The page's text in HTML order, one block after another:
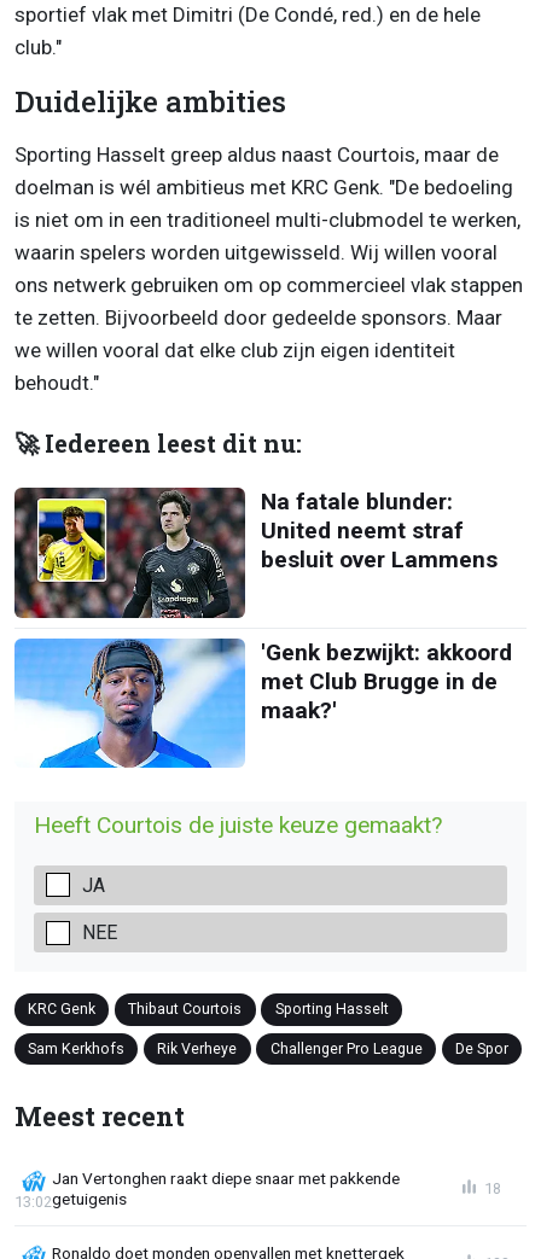
sportief vlak met Dimitri (De Condé, red.) en de hele
club."
Duidelijke ambities
Sporting Hasselt greep aldus naast Courtois, maar de
doelman is wél ambitieus met KRC Genk. "De bedoeling
is niet om in een traditioneel multi-clubmodel te werken,
waarin spelers worden uitgewisseld. Wij willen vooral
ons netwerk gebruiken om op commercieel vlak stappen
te zetten. Bijvoorbeeld door gedeelde sponsors. Maar
we willen vooral dat elke club zijn eigen identiteit
behoudt."
🚀 Iedereen leest dit nu:
Na fatale blunder:
United neemt straf
besluit over Lammens
'Genk bezwijkt: akkoord
met Club Brugge in de
maak?'
Heeft Courtois de juiste keuze gemaakt?
JA
NEE
KRC Genk Thibaut Courtois Sporting Hasselt
Sam Kerkhofs Rik Verheye Challenger Pro League De Spor
Meest recent
Jan Vertonghen raakt diepe snaar met pakkende
getuigenis
13:02
18
Ronaldo doet monden openvallen met knettergek